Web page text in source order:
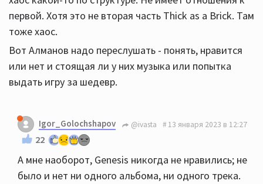
первой. Хотя это не вторая часть Thick as a Brick. Там
тоже хаос.
Вот Алманов надо переслушать - понять, нравится
или нет и стоящая ли у них музыка или попытка
выдать игру за шедевр.
Igor_Golochshapov @ivasta 13 января 2023 в 12:27
22
А мне наоборот, Genesis никогда не нравились; не
было и нет ни одного альбома, ни одного трека.